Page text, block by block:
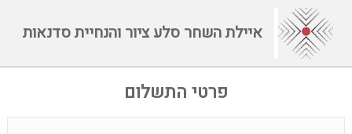
איילת השחר סלע ציור והנחיית סדנאות
פרטי התשלום